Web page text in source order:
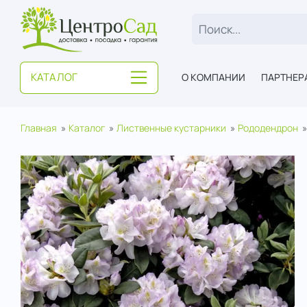
ЦентроСад
КАТАЛОГ О КОМПАНИИ
Главная Каталог Лиственные кустарники Рододендрон